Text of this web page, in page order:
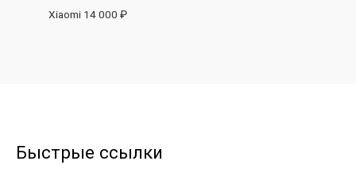
Xiaomi 14 000₽
Быстрые ссылки